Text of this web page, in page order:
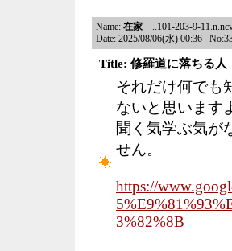
Name: 在家 ..101-203-9-
Date: 2025/08/06(水) 00:36
Title: 修羅道に落ちる人
それだけ何でも
ないと思います
聞く気学ぶ気が
せん。
https://
3%82%8B